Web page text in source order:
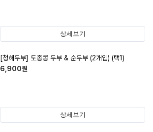
상세보기
[청해두부] 토종콩 두부 & 순두부 (2개입) (택1)
6,900원
상세보기